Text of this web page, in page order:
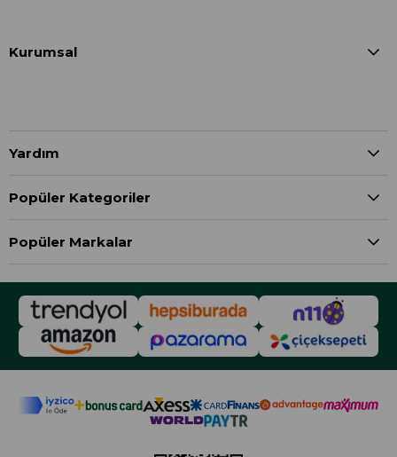
Kurumsal
Yardım
Popüler Kategoriler
Popüler Markalar